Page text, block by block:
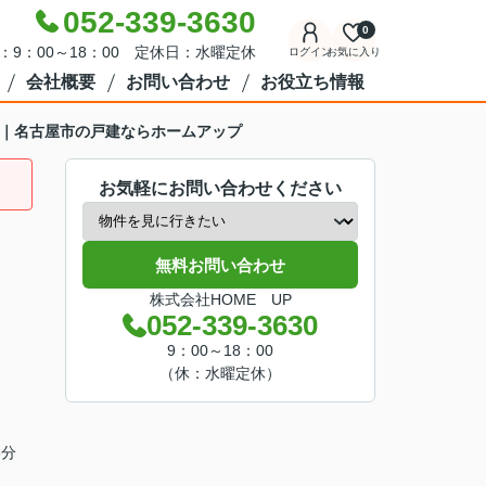
052-339-3630
9：00～18：00 定休日：水曜定休 ログインお気に入り
0
会社概要 お問い合わせ お役立ち情報
名古屋市の戸建ならホームアップ
お気軽にお問い合わせください
無料お問い合わせ
株式会社HOME UP
052-339-3630
9：00～18：00
（休：水曜定休）